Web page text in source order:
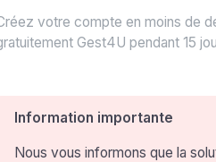
votre compte en moins de
Gest4U pendant 15
Information importante
Nous vous informons que la